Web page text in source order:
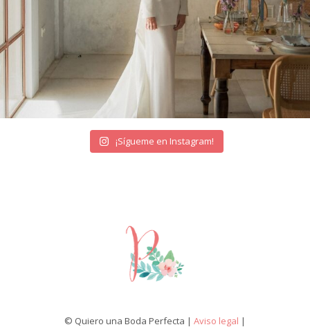
¡Sígueme en Instagram!
© Quiero una Boda Perfecta | Aviso legal |